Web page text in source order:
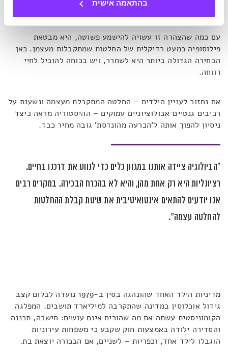
בהתאמה אישית
עם כמה שהצהרה זו עשויה להישמע פשוטה, היא מבטאת
פילוסופיה כמעט רדיקלית של החלטות שמתקבלות מעצמן. כאן
הבחירה הגדולה ביותר היא לשחרר, ויש בכוחה להוביל לחיי
רווחה.
אם נחזור לעניין הילדים – החלטה המתקבלת מעצמה ונשענת על
רכיבים גנטיים־אבולוציוניים עמוקים – ההיסטוריה מראה כיצד
ניסיון להפוך אותה ל'הכרעה מהונדסת' גובה מחיר כבד.
"הביולוגיה ציידה אותנו במגוון כלים כדי לנווט את דרכנו בחיים.
רציונליות היא רק אחת מהן, והיא לא בהכרח הבכירה. במקרים רבים
אנו יודעים להתאים אינטואיטיבית את שיטת קבלת ההחלטות
להחלטה עצמה".
מדיניות הילד האחד שהונהגה בסין ב-1979 נועדה לבלום קצב
גידול אוכלוסין במדינה שהתקרבה למיליארד תושבים. המפלגה
הקומוניסטית עשתה את מה שהורים אינם עושים: חישבה, תכננה
והסדירה ילודה באמצעות חוק שקבע כי משפחות עירוניות
הוגבלו לילד אחד, וכפריות – לשניים, אם הבכורה יוצאת בת.